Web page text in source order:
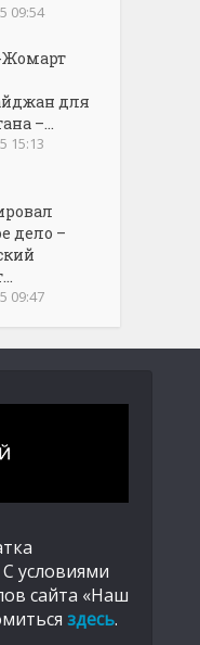
09:54
для
–...
15:13
дело –
09:47
условиями
сайта «Наш
здесь.